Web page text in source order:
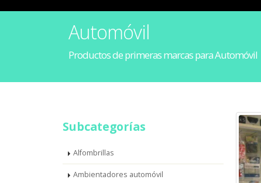
Automóvil
Productos de primeras marcas para Automóvil
Subcategorías
Alfombrillas
Ambientadores automóvil